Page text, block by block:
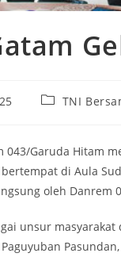
PostTNI
043/Garuda Hitam
di Aula
oleh Danrem
unsur